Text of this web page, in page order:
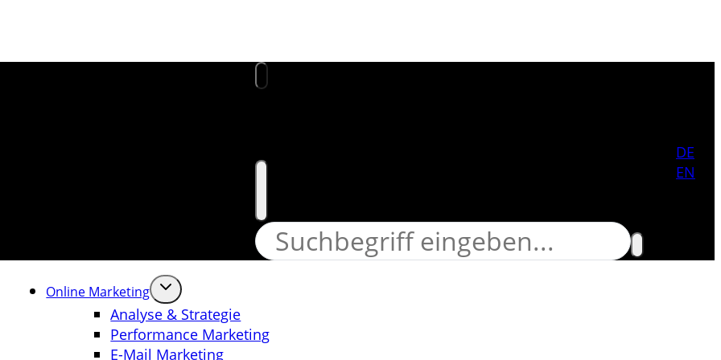
DE
EN
Online Marketing
Analyse & Strategie
Performance Marketing
E-Mail Marketing